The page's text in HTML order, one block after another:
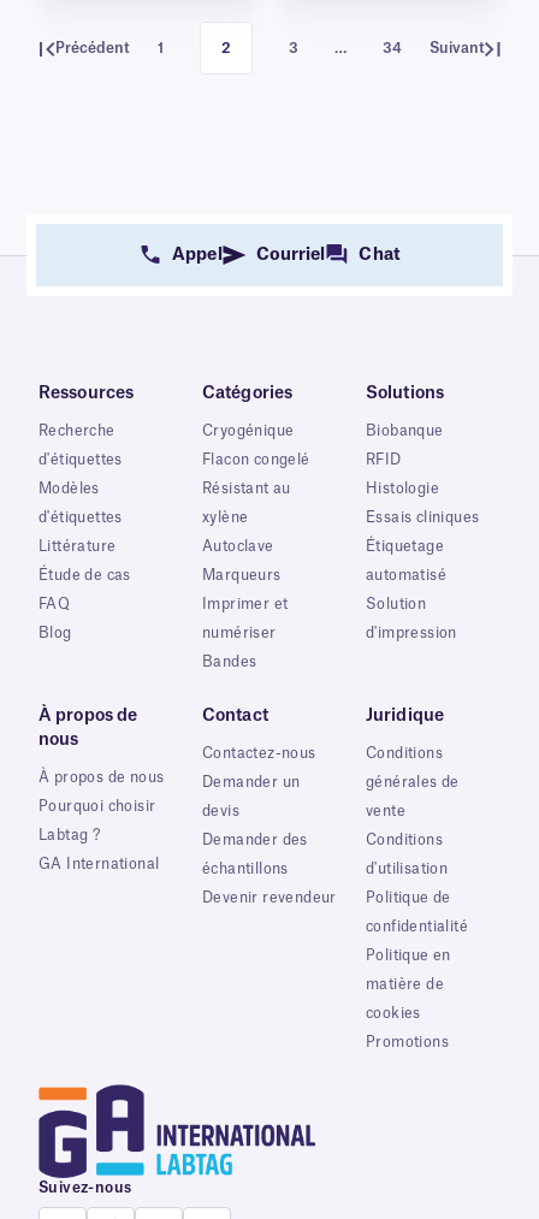
Précédent 1 2 3 … 34 Suivant
Appel Courriel Chat
Ressources
Recherche
d'étiquettes
Modèles
d'étiquettes
Littérature
Étude de cas
FAQ
Blog
Catégories
Cryogénique
Flacon congelé
Résistant au
xylène
Autoclave
Marqueurs
Imprimer et
numériser
Bandes
Solutions
Biobanque
RFID
Histologie
Essais cliniques
Étiquetage
automatisé
Solution
d'impression
À propos de
nous
À propos de nous
Pourquoi choisir
Labtag ?
GA International
Contact
Contactez-nous
Demander un
devis
Demander des
échantillons
Devenir revendeur
Juridique
Conditions
générales de
vente
Conditions
d'utilisation
Politique de
confidentialité
Politique en
matière de
cookies
Promotions
Suivez-nous